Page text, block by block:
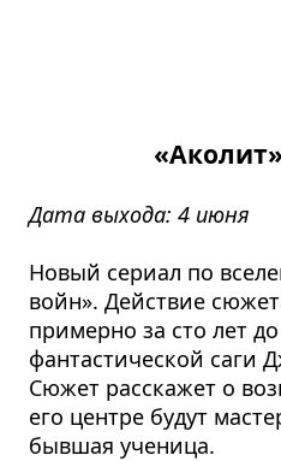
Дата выхода: 4 июня
Новый сериал по
войн». Действие
примерно за сто лет
фантастической саги
Сюжет расскажет о
его центре будут
бывшая ученица.